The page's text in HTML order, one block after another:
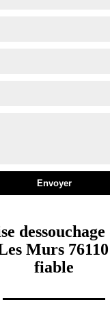
Murs
fiable